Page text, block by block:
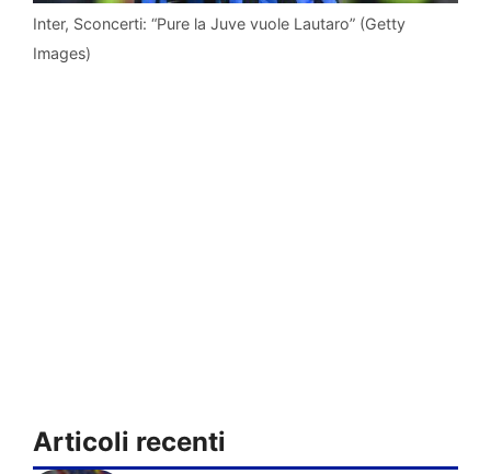
Inter, Sconcerti: “Pure la Juve vuole Lautaro” (Getty
Images)
Articoli recenti